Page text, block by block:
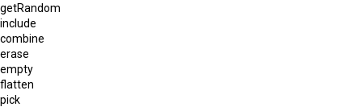
getRandom
include
combine
erase
empty
flatten
pick